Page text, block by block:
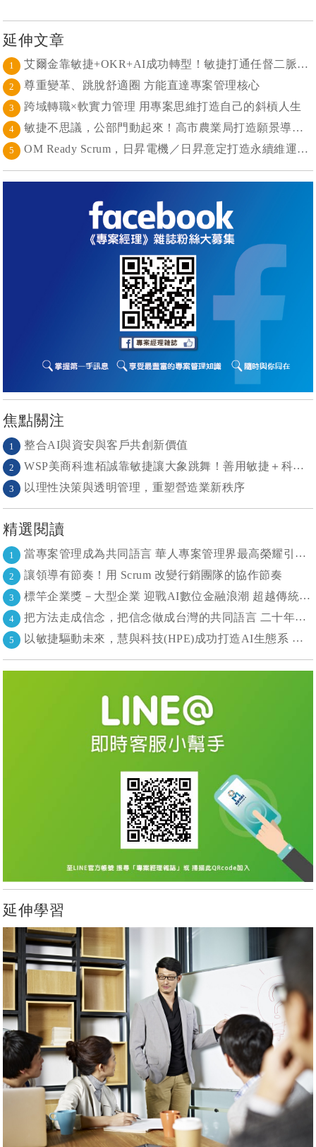
延伸文章
1 艾爾金靠敏捷+OKR+AI成功轉型！敏捷打通任督二脈， 避免文化與流程「卡卡」導致溝通無效
2 尊重變革、跳脫舒適圈 方能直達專案管理核心
3 跨域轉職×軟實力管理 用專案思維打造自己的斜槓人生
4 敏捷不思議，公部門動起來！高市農業局打造願景導向的社區敏捷自組織
5 OM Ready Scrum，日昇電機／日昇意定打造永續維運新典範
焦點關注
1 整合AI與資安與客戶共創新價值
2 WSP美商科進栢誠靠敏捷讓大象跳舞！善用敏捷＋科技力， 大型工程也能快速迭代
3 以理性決策與透明管理，重塑營造業新秩序
精選閱讀
1 當專案管理成為共同語言 華人專案管理界最高榮耀引領的變革時代
2 讓領導有節奏！用 Scrum 改變行銷團隊的協作節奏
3 標竿企業獎－大型企業 迎戰AI數位金融浪潮 超越傳統的組織再定義
4 把方法走成信念，把信念做成台灣的共同語言 二十年志業，陪伴台灣走過專案管理與敏捷轉型
5 以敏捷驅動未來，慧與科技(HPE)成功打造AI生態系 大型敏捷(LeSS)海納百川，讓複雜變簡單
延伸學習